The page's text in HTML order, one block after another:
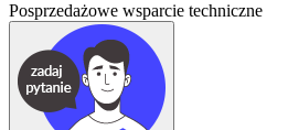
Posprzedażowe wsparcie techniczne